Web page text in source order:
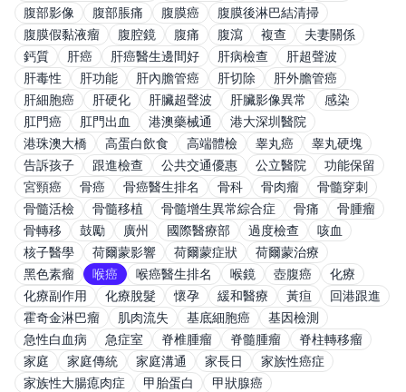
腹部影像
腹部脹痛 腹膜癌
腹膜後淋巴結清掃
腹膜假黏液瘤
腹腔鏡 腹痛 腹瀉 複查
夫妻關係
鈣質
肝癌 肝癌醫生邊間好 肝病檢查
肝超聲波
肝毒性
肝功能 肝內膽管癌 肝切除
肝外膽管癌
肝細胞癌
肝硬化 肝臟超聲波 肝臟影像異常
感染
肛門癌
肛門出血 港澳藥械通
港大深圳醫院
港珠澳大橋
高蛋白飲食 高端體檢 睾丸癌
睾丸硬塊
告訴孩子
跟進檢查 公共交通優惠 公立醫院
功能保留
宮頸癌
骨癌 骨癌醫生排名 骨科 骨肉瘤
骨髓穿刺
骨髓活檢
骨髓移植 骨髓增生異常綜合症 骨痛
骨腫瘤
骨轉移
鼓勵 廣州 國際醫療部 過度檢查
咳血
核子醫學
荷爾蒙影響 荷爾蒙症狀
荷爾蒙治療
黑色素瘤
喉癌 喉癌醫生排名 喉鏡 壺腹癌
化療
化療副作用
化療脫髮 懷孕 緩和醫療 黃疸
回港跟進
霍奇金淋巴瘤
肌肉流失 基底細胞癌
基因檢測
急性白血病
急症室 脊椎腫瘤 脊髓腫瘤
脊柱轉移瘤
家庭
家庭傳統 家庭溝通 家長日
家族性癌症
家族性大腸瘜肉症
甲胎蛋白
甲狀腺癌